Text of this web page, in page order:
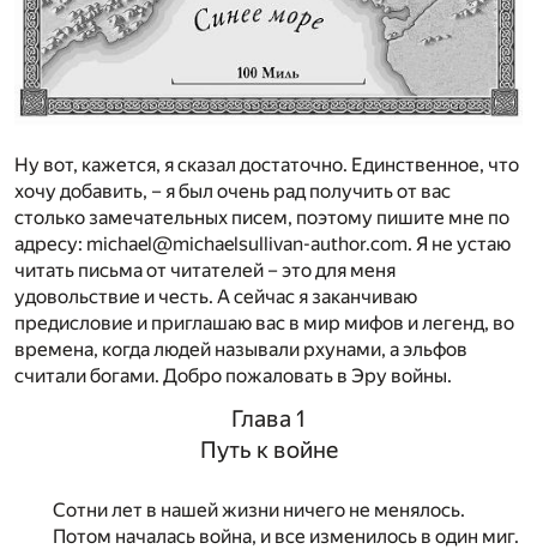
Ну вот, кажется, я сказал достаточно. Единственное, что
хочу добавить, – я был очень рад получить от вас
столько замечательных писем, поэтому пишите мне по
адресу: michael@michaelsullivan-author.com. Я не устаю
читать письма от читателей – это для меня
удовольствие и честь. А сейчас я заканчиваю
предисловие и приглашаю вас в мир мифов и легенд, во
времена, когда людей называли рхунами, а эльфов
считали богами. Добро пожаловать в Эру войны.
Глава 1
Путь к войне
Сотни лет в нашей жизни ничего не менялось.
Потом началась война, и все изменилось в один миг.